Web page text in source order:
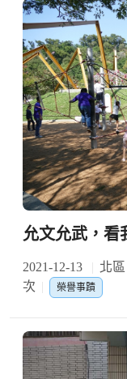
允文允武，看
2021-12-13 北
次
榮譽事蹟